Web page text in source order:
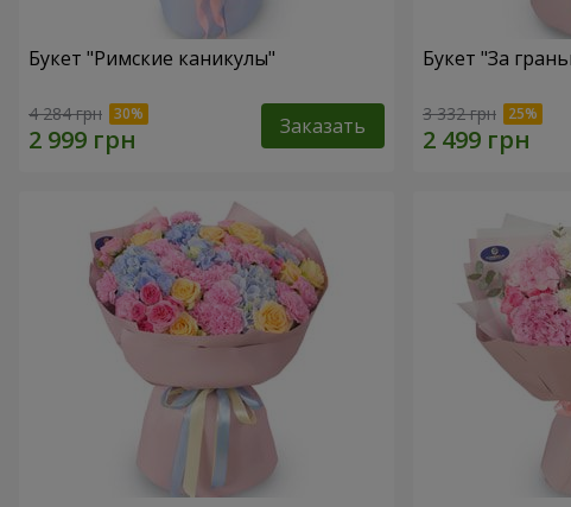
Букет "Римские каникулы"
4 284 грн Заказать
Букет "За
3 332 грн